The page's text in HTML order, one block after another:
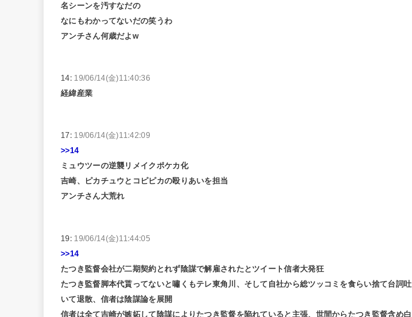
名シーンを汚すなだの
なにもわかってないだの笑うわ
アンチさん何歳だよw
14: 19/06/14(金)11:40:36
経緯産業
17: 19/06/14(金)11:42:09
>>14
ミュウツーの逆襲リメイクポケカ化
吉崎、ピカチュウとコピピカの殴りあいを担当
アンチさん大荒れ
19: 19/06/14(金)11:44:05
>>14
たつき監督会社が二期契約とれず陰謀で解雇されたとツイート信者大発狂
たつき監督脚本代貰ってないと嘯くもテレ東角川、そして自社から総ツッコミを食らい捨て台詞吐
いて退散、信者は陰謀論を展開
信者は全て吉崎が嫉妬して陰謀によりたつき監督を陥れていると主張、世間からたつき監督含め白